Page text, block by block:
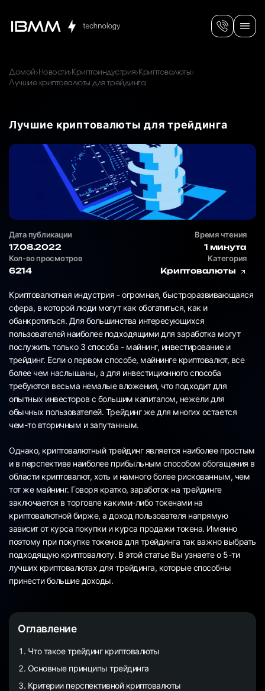
Домой Новости Криптоиндустрия Криптовалюты
Лучшие криптовалюты для трейдинга
Лучшие криптовалюты для трейдинга
Дата публикации
17.08.2022
Время чтения
1 минута
Кол-во просмотров
6214
Категория
Криптовалюты
Криптовалютная индустрия - огромная, быстроразвивающаяся
сфера, в которой люди могут как обогатиться, как и
обанкротиться. Для большинства интересующихся
пользователей наиболее подходящими для заработка могут
послужить только 3 способа - майнинг, инвестирование и
трейдинг. Если о первом способе, майнинге криптовалют, все
более чем наслышаны, а для инвестиционного способа
требуются весьма немалые вложения, что подходит для
опытных инвесторов с большим капиталом, нежели для
обычных пользователей. Трейдинг же для многих остается
чем-то вторичным и запутанным.
Однако, криптовалютный трейдинг является наиболее простым
и в перспективе наиболее прибыльным способом обогащения в
области криптовалют, хоть и намного более рискованным, чем
тот же майнинг. Говоря кратко, заработок на трейдинге
заключается в торговле какими-либо токенами на
криптовалютной бирже, а доход пользователя напрямую
зависит от курса покупки и курса продажи токена. Именно
поэтому при покупке токенов для трейдинга так важно выбрать
подходящую криптовалюту. В этой статье Вы узнаете о 5-ти
лучших криптовалютах для трейдинга, которые способны
принести большие доходы.
Оглавление
Что такое трейдинг криптовалюты
Основные принципы трейдинга
Критерии перспективной криптовалюты